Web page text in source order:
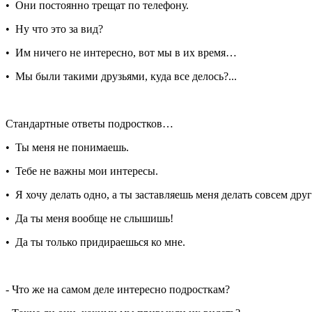
• Они постоянно трещат по телефону.
• Ну что это за вид?
• Им ничего не интересно, вот мы в их время…
• Мы были такими друзьями, куда все делось?...
Стандартные ответы подростков…
• Ты меня не понимаешь.
• Тебе не важны мои интересы.
• Я хочу делать одно, а ты заставляешь меня делать совсем
• Да ты меня вообще не слышишь!
• Да ты только придираешься ко мне.
- Что же на самом деле интересно подросткам?